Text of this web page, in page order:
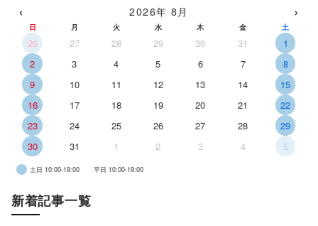
‹ 2026年 8月 ›
日 月 火 水 木 金 土
26 27 28 29 30 31
1
2
3 4 5 6 7
8
9
10 11 12 13 14
15
16
17 18 19 20 21
22
23
24 25 26 27 28
29
30
31 1 2 3 4 5
土日 10:00-19:00 平日 10:00-19:00
新着記事一覧